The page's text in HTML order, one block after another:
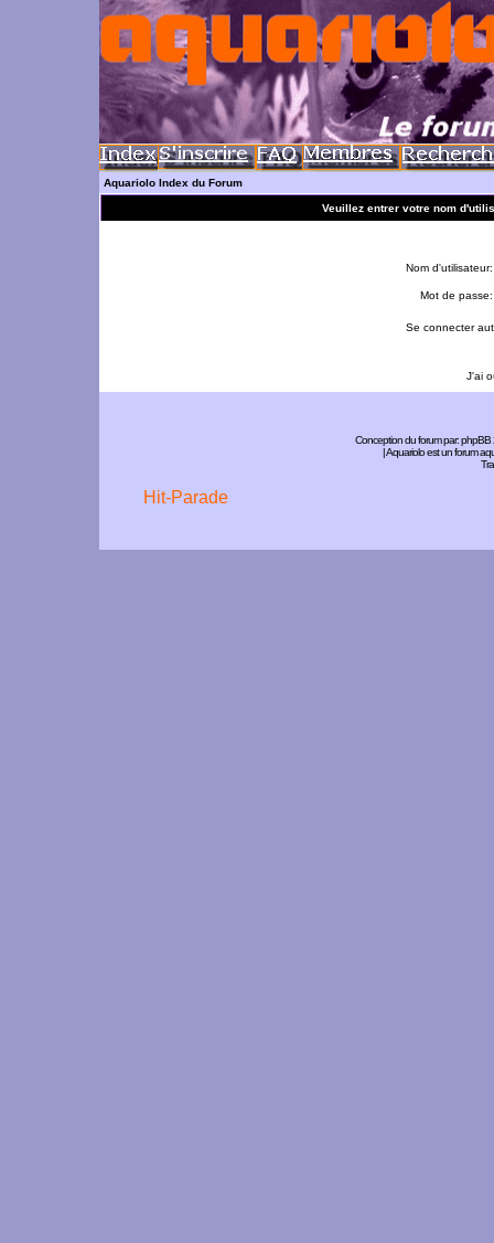
Aquariolo Index du Forum
Veuillez entrer votre nom
Nom d'utilisateur:
Mot de passe:
Se connecter
J'ai
Conception du forum par:phpBB
| Aquariolo est un forum